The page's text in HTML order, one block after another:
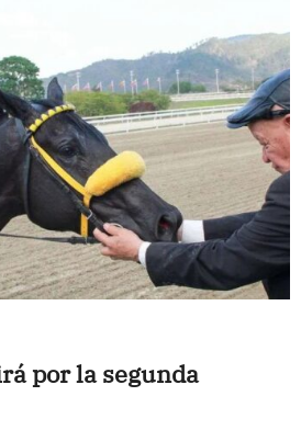
por la segunda